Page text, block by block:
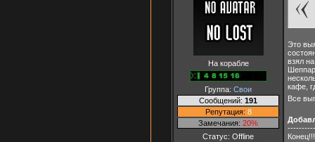
На корабле
Группа: Свои
Сообщений: 191
Репутация: 8
Замечания: 20%
Статус: Offline
Это
взял
кафе,
Все